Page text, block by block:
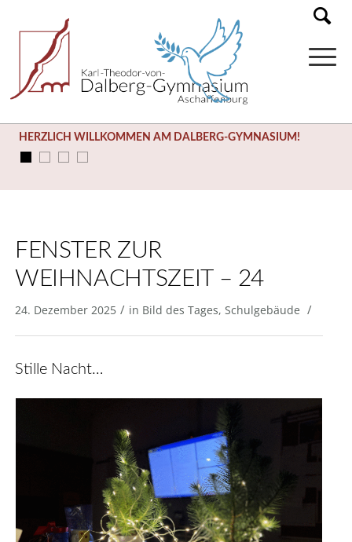
HERZLICH WILLKOMMEN AM DALBERG-GYMNASIUM!
FENSTER ZUR
WEIHNACHTSZEIT – 24
24. Dezember 2025 / in Bild des Tages, Schulgebäude /
Stille Nacht…